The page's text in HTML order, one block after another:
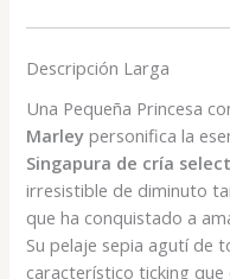
Descripción Larga
Una Pequeña Princesa
Marley personifica la
Singapura de cría
irresistible de diminuto
que ha conquistado a
Su pelaje sepia agutí de
característico ticking